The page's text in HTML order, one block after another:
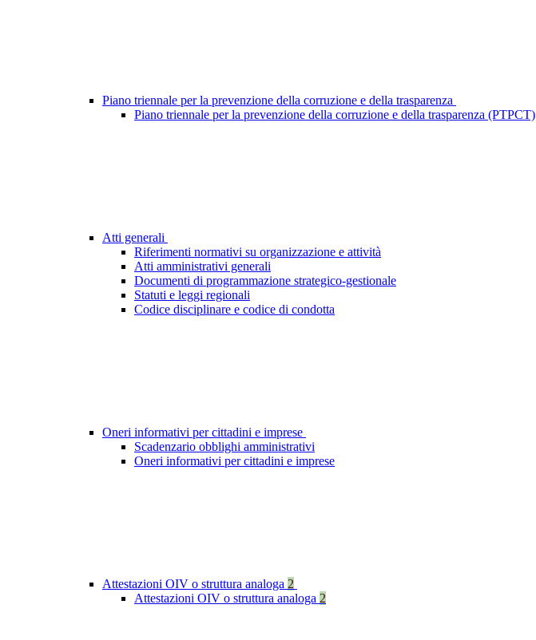
Piano triennale per la prevenzione della corruzione e della trasparenza
Piano triennale per la prevenzione della corruzione e della trasparenza (PTPCT)
Atti generali
Riferimenti normativi su organizzazione e attività
Atti amministrativi generali
Documenti di programmazione strategico-gestionale
Statuti e leggi regionali
Codice disciplinare e codice di condotta
Oneri informativi per cittadini e imprese
Scadenzario obblighi amministrativi
Oneri informativi per cittadini e imprese
Attestazioni OIV o struttura analoga 2
Attestazioni OIV o struttura analoga 2